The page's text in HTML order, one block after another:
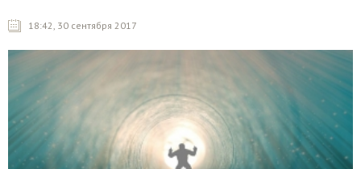
18:42, 30 сентября 2017